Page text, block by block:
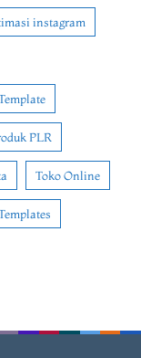
instagram
PLR
Toko Online